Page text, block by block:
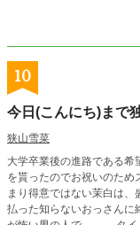
10
今日(こんにち)まで
狭山雪菜
大学卒業後の進路である希
を貰ったのでお祝いのため
まり得意ではない茉白は
払った知らないおっさんに